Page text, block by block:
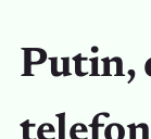
Putin,